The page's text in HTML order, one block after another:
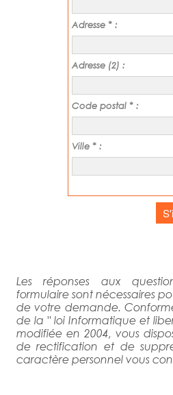
Adresse * :
Adresse (2) :
Code postal * :
Ville * :
Les réponses aux
formulaire sont nécessaires
de votre demande.
de la " loi Informatique et
modifiée en 2004, vous
de rectification et de
caractère personnel vous